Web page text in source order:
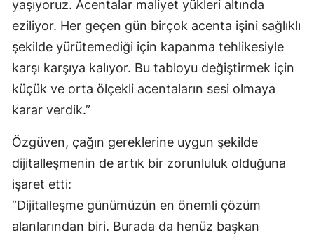
yaşıyoruz. Acentalar maliyet yükleri altında
eziliyor. Her geçen gün birçok acenta işini sağlıklı
şekilde yürütemediği için kapanma tehlikesiyle
karşı karşıya kalıyor. Bu tabloyu değiştirmek için
küçük ve orta ölçekli acentaların sesi olmaya
karar verdik.”
Özgüven, çağın gereklerine uygun şekilde
dijitalleşmenin de artık bir zorunluluk olduğuna
işaret etti:
“Dijitalleşme günümüzün en önemli çözüm
alanlarından biri. Burada da henüz başkan